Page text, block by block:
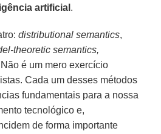
artificial .
distributional semantics,
theoretic semantics,
Não é um mero exercício
Cada um desses métodos
fundamentais para a nossa
tecnológico e,
de forma importante